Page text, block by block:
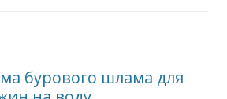
бурового шлама для